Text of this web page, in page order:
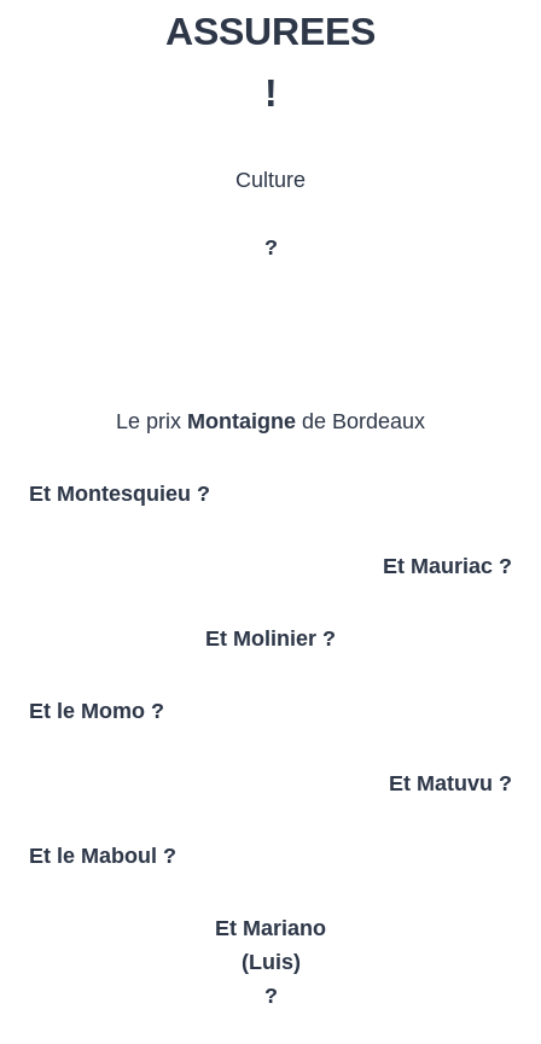
ASSUREES
!
Culture
?
Le prix Montaigne de Bordeaux
Et Montesquieu ?
Et Mauriac ?
Et Molinier ?
Et le Momo ?
Et Matuvu ?
Et le Maboul ?
Et Mariano
(Luis)
?